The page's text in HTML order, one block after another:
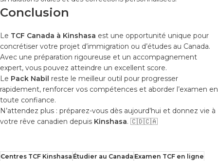
Conclusion
Le TCF Canada à Kinshasa est une opportunité unique pour
concrétiser votre projet d’immigration ou d’études au Canada.
Avec une préparation rigoureuse et un accompagnement
expert, vous pouvez atteindre un excellent score.
Le Pack Nabil reste le meilleur outil pour progresser
rapidement, renforcer vos compétences et aborder l’examen en
toute confiance.
N’attendez plus : préparez-vous dès aujourd’hui et donnez vie à
votre rêve canadien depuis Kinshasa. 🇨🇩🇨🇦
Centres TCF Kinshasa Étudier au Canada Examen TCF en ligne